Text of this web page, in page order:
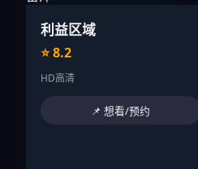
利益区域
⭐ 8.2
HD高清
📌 想看/预约